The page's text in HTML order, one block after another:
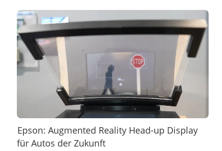
Epson: Augmented Reality Head-up Display
für Autos der Zukunft